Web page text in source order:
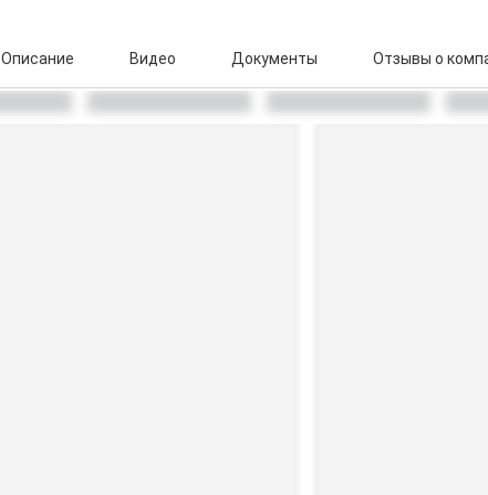
Описание Видео Документы Отзывы о